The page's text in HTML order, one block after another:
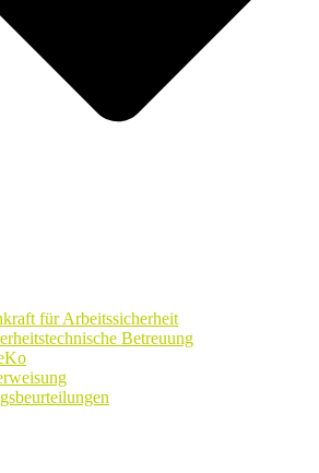
für Arbeitssicherheit
Betreuung